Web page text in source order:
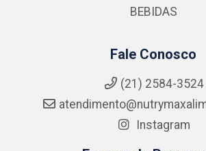
BEBIDAS
Fale Conosco
(21) 2584-3524
Instagram